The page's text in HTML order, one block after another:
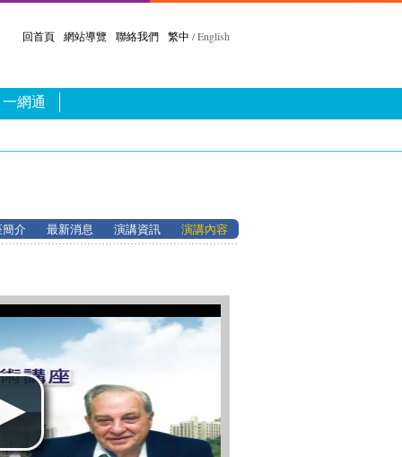
回首頁 網站導覽 聯絡我們 繁中 / English
一網通
介 最新消息 演講資訊 演講內容